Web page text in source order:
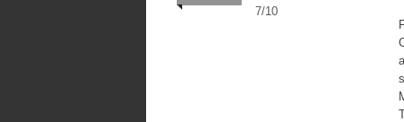
7/10